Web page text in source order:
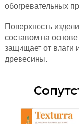
обогревательных
Поверхность
составом на
защищает от влаги
древесины.